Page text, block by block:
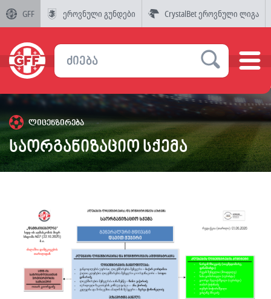
GFF ეროვნული გუნდები CrystalBet ეროვნული ლიგა
ლიცენზირება
საორგანიზაციო სქემა